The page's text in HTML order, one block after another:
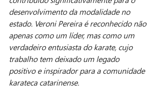
desenvolvimento da modalidade no
estado. Veroni Pereira é reconhecido não
apenas como um líder, mas como um
verdadeiro entusiasta do karate, cujo
trabalho tem deixado um legado
positivo e inspirador para a comunidade
karateca catarinense.